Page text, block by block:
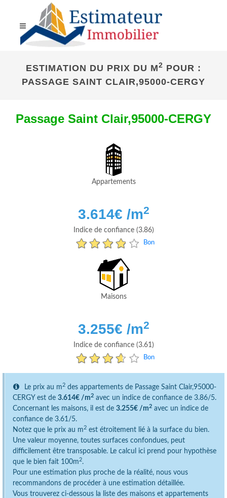
ESTIMATION DU PRIX DU M2 POUR :
PASSAGE SAINT CLAIR,95000-CERGY
Passage Saint Clair,95000-CERGY
Appartements
3.614€ /m2
Indice de confiance (3.86)
Bon
Maisons
3.255€ /m2
Indice de confiance (3.61)
Bon
Le prix au m 2 des appartements de Passage Saint Clair,95000-
CERGY est de 3.614€ /m2 avec un indice de confiance de 3.86/5.
Concernant les maisons, il est de 3.255€ /m2 avec un indice de
confiance de 3.61/5.
Notez que le prix au m 2 est étroitement lié à la surface du bien.
Une valeur moyenne, toutes surfaces confondues, peut
difficilement être transposable. Le calcul ici prend pour hypothèse
que le bien fait 100m 2.
Pour une estimation plus proche de la réalité, nous vous
recommandons de procéder à une estimation détaillée.
Vous trouverez ci-dessous la liste des maisons et appartements